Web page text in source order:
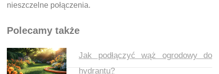
nieszczelne połączenia.
Polecamy także
Jak podłączyć wąż ogrodowy do
hydrantu?